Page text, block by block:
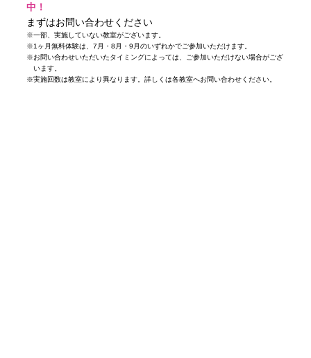
中！
まずはお問い合わせください
※一部、実施していない教室がございます。
※1ヶ月無料体験は、7月・8月・9月のいずれかでご参加いただけます。
※お問い合わせいただいたタイミングによっては、ご参加いただけない場合がござ
います。
※実施回数は教室により異なります。詳しくは各教室へお問い合わせください。